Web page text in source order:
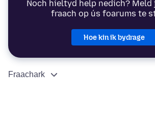
Noch hieltyd help nedich? Meld
fraach op ús foarums te
Hoe kin ik bydrage
Fraachark